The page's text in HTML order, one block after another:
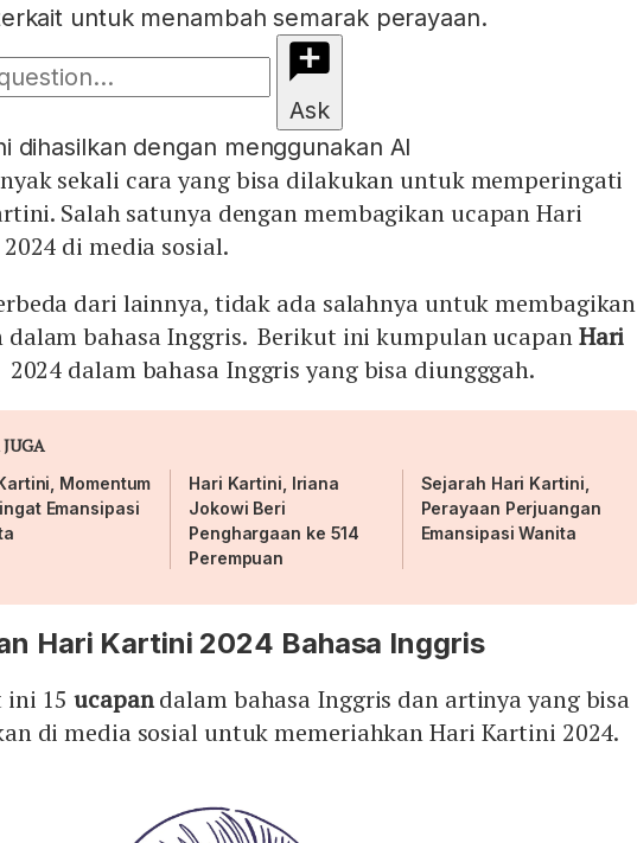
untuk menambah semarak perayaan.
Ask
dihasilkan dengan menggunakan AI
sekali cara yang bisa dilakukan untuk memperingati
Salah satunya dengan membagikan ucapan Hari
di media sosial.
dari lainnya, tidak ada salahnya untuk membagikan
dalam bahasa Inggris. Berikut ini kumpulan ucapanHari
2024 dalam bahasa Inggris yang bisa diungggah.
Momentum
Emansipasi
Hari Kartini, Iriana
Jokowi Beri
Penghargaan ke 514
Perempuan
Sejarah Hari Kartini,
Perayaan Perjuangan
Emansipasi Wanita
Hari Kartini 2024 Bahasa Inggris
ini 15 ucapandalam bahasa Inggris dan artinya yang bisa
di media sosial untuk memeriahkan Hari Kartini 2024.